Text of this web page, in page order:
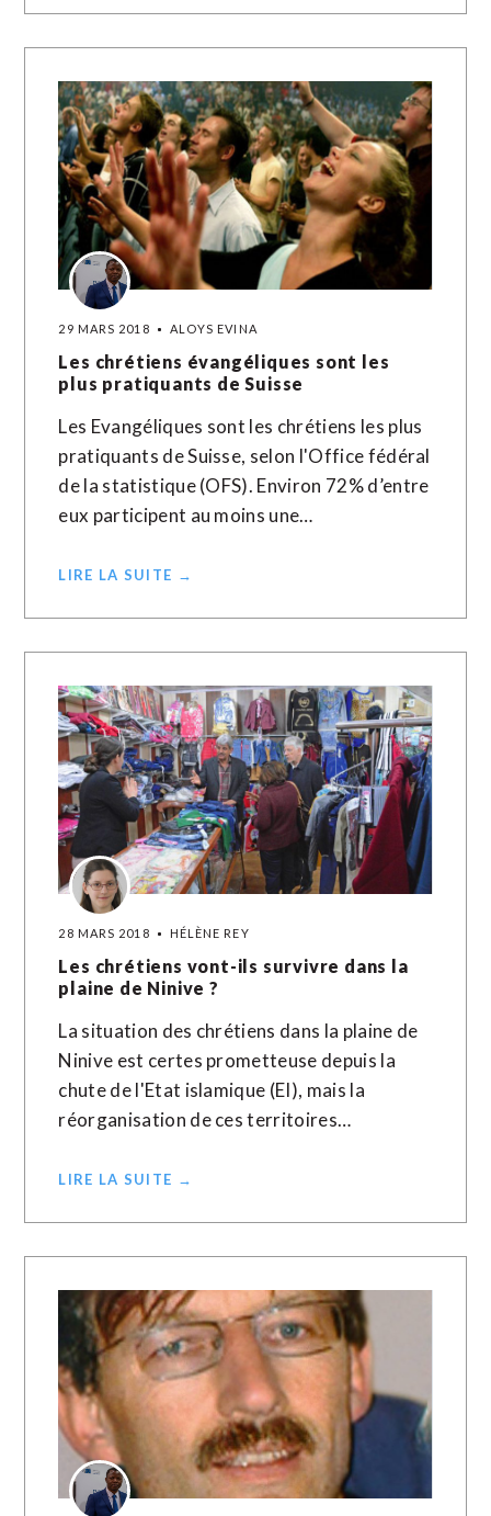
29 MARS 2018 ALOYS EVINA
Les chrétiens évangéliques sont les
plus pratiquants de Suisse
Les Evangéliques sont les chrétiens les plus
pratiquants de Suisse, selon l'Office fédéral
de la statistique (OFS). Environ 72% d’entre
eux participent au moins une…
LIRE LA SUITE →
28 MARS 2018 HÉLÈNE REY
Les chrétiens vont-ils survivre dans la
plaine de Ninive ?
La situation des chrétiens dans la plaine de
Ninive est certes prometteuse depuis la
chute de l'Etat islamique (EI), mais la
réorganisation de ces territoires…
LIRE LA SUITE →